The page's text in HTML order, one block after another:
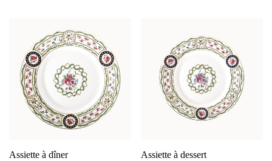
Assiette à dîner
Assiette à dessert